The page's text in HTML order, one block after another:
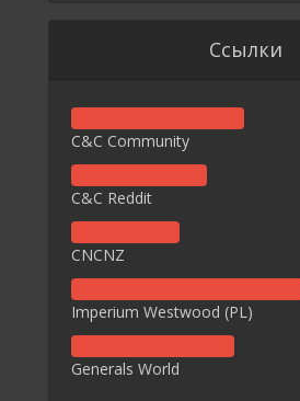
Ссылки
C&C Community
C&C Reddit
CNCNZ
Imperium Westwood (PL)
Generals World